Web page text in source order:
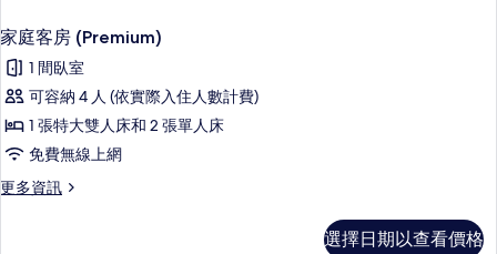
家庭客房 (Premium)
1 間臥室
可容納 4 人 (依實際入住人數計費)
1 張特大雙人床和 2 張單人床
免費無線上網
更多資訊
更
選擇日期以查看價格